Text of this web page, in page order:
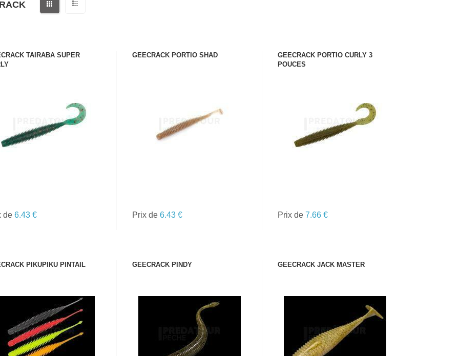
TAIRABA SUPER
VOIR LE PRODUIT
de 6.43 €
GEECRACK PORTIO SHAD
Prix de 6.43 €
GEECRACK PORTIO CURLY 3
POUCES
VOIR LE PRODUIT
Prix de7.66 €
PIKUPIKU PINTAIL
VOIR LE PRODUIT
GEECRACK PINDY
VOIR LE PRODUIT
GEECRACK JACK MASTER
VOIR LE PRODUIT
TOUTES LES
CANNES